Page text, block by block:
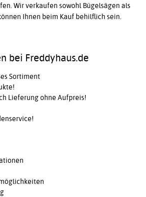
Wir verkaufen sowohl Bügelsägen als
Ihnen beim Kauf behilflich sein.
bei Freddyhaus.de
Sortiment
Lieferung ohne Aufpreis!